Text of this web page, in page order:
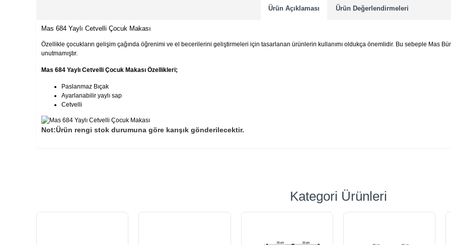
Ürün Açıklaması Ürün Değerlendirmeleri
Mas 684 Yaylı Cetvelli Çocuk Makası
Özellikle çocukların gelişim çağında öğrenimi ve el becerilerini geliştirmeleri için tasarlanan ürünlerin kullanımı oldukça önemlidir. Bu sebeple Mas
unutmamıştır.
Mas 684 Yaylı Cetvelli Çocuk Makası Özellikleri;
Paslanmaz Bıçak
Ayarlanabilir yaylı sap
Cetvelli
Not:Ürün rengi stok durumuna göre karışık gönderilecektir.
Kategori Ürünleri